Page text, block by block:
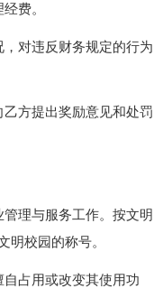
费。
对违反财务规定的行为
方提出奖励意见和处罚
理与服务工作。按文明
明校园的称号。
占用或改变其使用功